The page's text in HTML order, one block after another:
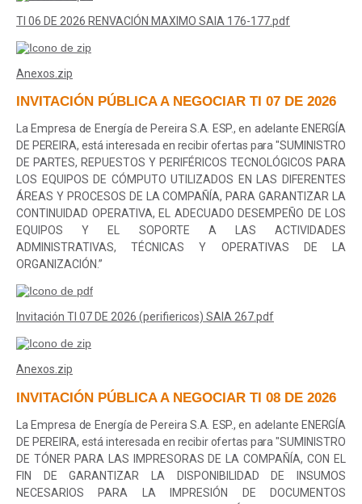
TI 06 DE 2026 RENVACIÓN MAXIMO SAIA 176-177.pdf
Anexos.zip
INVITACIÓN PÚBLICA A NEGOCIAR TI 07 DE 2026
La Empresa de Energía de Pereira S.A. ESP., en adelante ENERGÍA
DE PEREIRA, está interesada en recibir ofertas para "SUMINISTRO
DE PARTES, REPUESTOS Y PERIFÉRICOS TECNOLÓGICOS PARA
LOS EQUIPOS DE CÓMPUTO UTILIZADOS EN LAS DIFERENTES
ÁREAS Y PROCESOS DE LA COMPAÑÍA, PARA GARANTIZAR LA
CONTINUIDAD OPERATIVA, EL ADECUADO DESEMPEÑO DE LOS
EQUIPOS Y EL SOPORTE A LAS ACTIVIDADES
ADMINISTRATIVAS, TÉCNICAS Y OPERATIVAS DE LA
ORGANIZACIÓN.”
Invitación TI 07 DE 2026 (perifiericos) SAIA 267.pdf
Anexos.zip
INVITACIÓN PÚBLICA A NEGOCIAR TI 08 DE 2026
La Empresa de Energía de Pereira S.A. ESP., en adelante ENERGÍA
DE PEREIRA, está interesada en recibir ofertas para "SUMINISTRO
DE TÓNER PARA LAS IMPRESORAS DE LA COMPAÑÍA, CON EL
FIN DE GARANTIZAR LA DISPONIBILIDAD DE INSUMOS
NECESARIOS PARA LA IMPRESIÓN DE DOCUMENTOS